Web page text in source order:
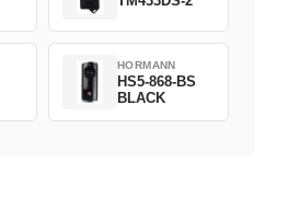
HORMANN
HS5-868-BS
BLACK